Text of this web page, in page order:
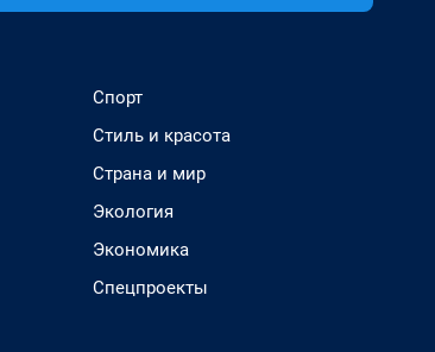
Спорт
Стиль и красота
Страна и мир
Экология
Экономика
Спецпроекты